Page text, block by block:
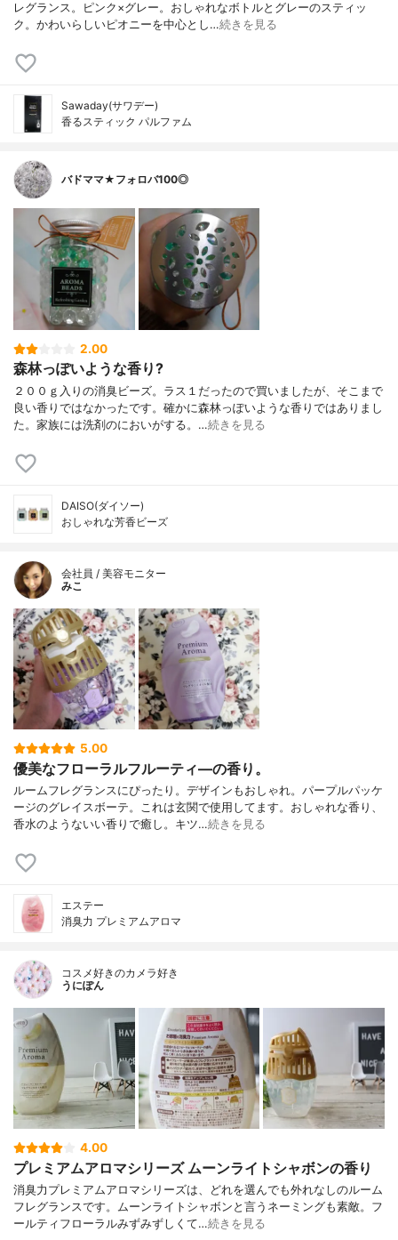
レグランス。ピンク×グレー。おしゃれなボトルとグレーのスティッ
ク。かわいらしいピオニーを中心とし…続きを見る
Sawaday(サワデー)
香るスティック パルファム
バドママ★フォロバ100◎
2.00
森林っぽいような香り?
２００ｇ入りの消臭ビーズ。ラス１だったので買いましたが、そこまで
良い香りではなかったです。確かに森林っぽいような香りではありまし
た。家族には洗剤のにおいがする。…続きを見る
DAISO(ダイソー)
おしゃれな芳香ビーズ
会社員 / 美容モニター
みこ
5.00
優美なフローラルフルーティ―の香り。
ルームフレグランスにぴったり。デザインもおしゃれ。パープルパッケ
ージのグレイスボーテ。これは玄関で使用してます。おしゃれな香り、
香水のようないい香りで癒し。キツ…続きを見る
エステー
消臭力 プレミアムアロマ
コスメ好きのカメラ好き
うにぽん
4.00
プレミアムアロマシリーズ ムーンライトシャボンの香り
消臭力プレミアムアロマシリーズは、どれを選んでも外れなしのルーム
フレグランスです。ムーンライトシャボンと言うネーミングも素敵。フ
ールティフローラルみずみずしくて…続きを見る